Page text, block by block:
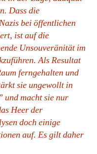
Dass die
bei öffentlichen
ist auf die
Unsouveränität im
Als Resultat
ferngehalten und
sie ungewollt in
und macht sie nur
Heer der
doch einige
auf. Es gilt daher